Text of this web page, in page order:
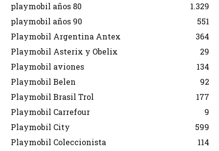
playmobil años 80
1.329
playmobil años 90
551
Playmobil Argentina Antex
364
Playmobil Asterix y Obelix
29
Playmobil aviones
134
Playmobil Belen
92
Playmobil Brasil Trol
177
Playmobil Carrefour
9
Playmobil City
599
Playmobil Coleccionista
114